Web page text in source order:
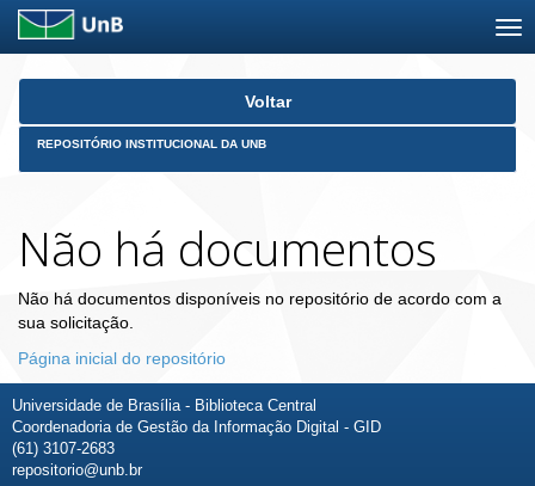
Skip
Voltar
REPOSITÓRIO INSTITUCIONAL DA UNB
Não há documentos
Não há documentos disponíveis no repositório de acordo com a
sua solicitação.
Página inicial do repositório
Universidade de Brasília - Biblioteca Central
Coordenadoria de Gestão da Informação Digital - GID
(61) 3107-2683
repositorio@unb.br